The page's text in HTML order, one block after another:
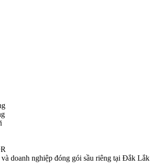
doanh nghiệp đóng gói sầu riêng tại Đắk Lắk